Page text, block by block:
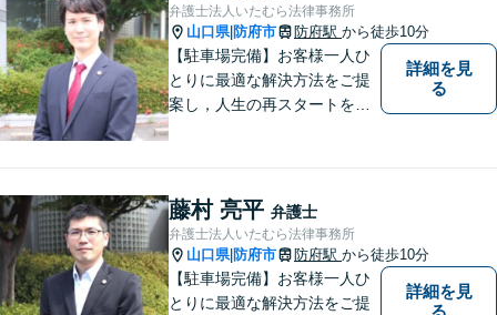
弁護士法人いたむら法律事務所
山口県| 防府市 防府駅 から徒歩10分
【駐車場完備】お客様一人ひ
とりに最適な解決方法をご提
案し，人生の再スタートをお
無料】お気軽にご相談くださ
い。
詳細を見
る
藤村 亮平 弁護士
弁護士法人いたむら法律事務所
山口県| 防府市 防府駅 から徒歩10分
【駐車場完備】お客様一人ひ
とりに最適な解決方法をご提
詳細を見
る